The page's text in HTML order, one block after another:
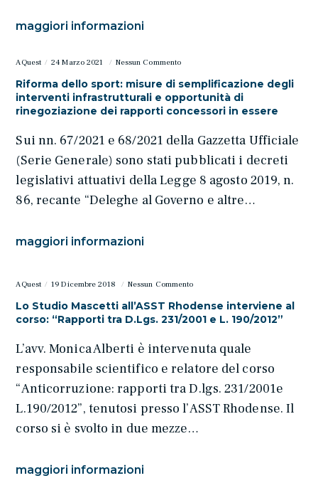
maggiori informazioni
AQuest 24 Marzo 2021 Nessun Commento
Riforma dello sport: misure di semplificazione degli
interventi infrastrutturali e opportunità di
rinegoziazione dei rapporti concessori in essere
Sui nn. 67/2021 e 68/2021 della Gazzetta Ufficiale
(Serie Generale) sono stati pubblicati i decreti
legislativi attuativi della Legge 8 agosto 2019, n.
86, recante “Deleghe al Governo e altre…
maggiori informazioni
AQuest 19 Dicembre 2018 Nessun Commento
Lo Studio Mascetti all’ASST Rhodense interviene al
corso: “Rapporti tra D.Lgs. 231/2001 e L. 190/2012”
L’avv. Monica Alberti è intervenuta quale
responsabile scientifico e relatore del corso
“Anticorruzione: rapporti tra D.lgs. 231/2001e
L.190/2012”, tenutosi presso l’ASST Rhodense. Il
corso si è svolto in due mezze…
maggiori informazioni